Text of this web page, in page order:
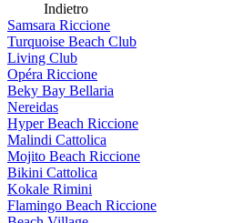
Indietro
Samsara Riccione
Turquoise Beach Club
Living Club
Opéra Riccione
Beky Bay Bellaria
Nereidas
Hyper Beach Riccione
Malindi Cattolica
Mojito Beach Riccione
Bikini Cattolica
Kokale Rimini
Flamingo Beach Riccione